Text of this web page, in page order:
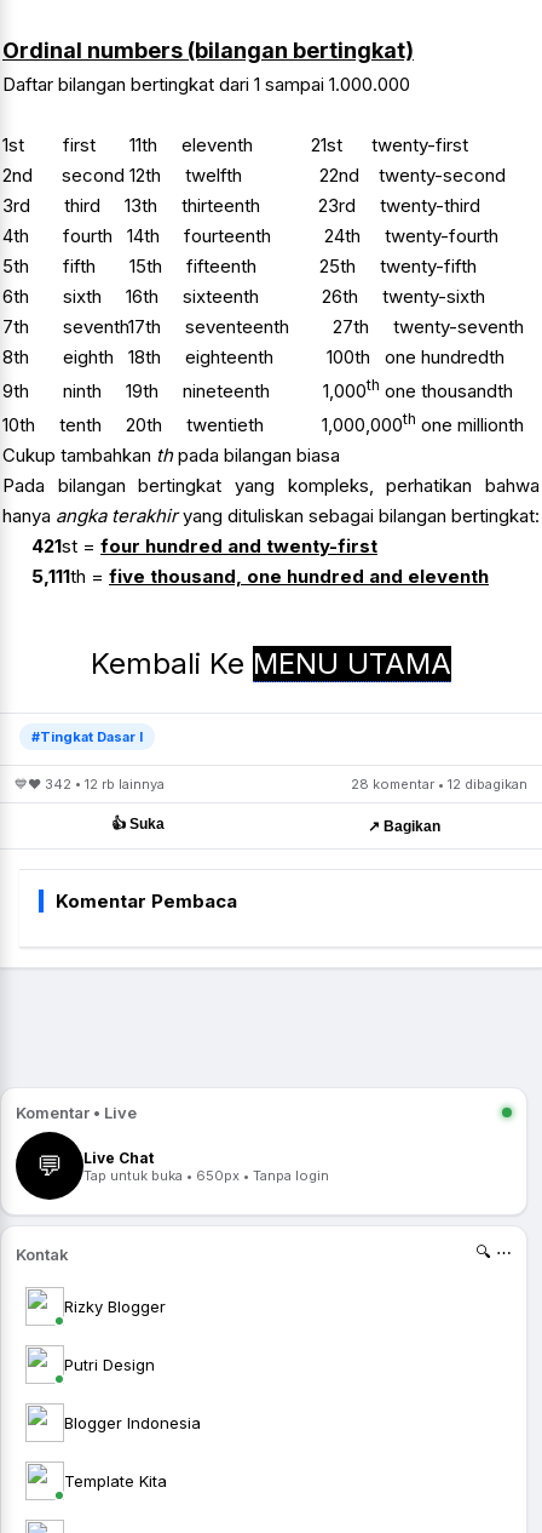
Ordinal numbers (bilangan bertingkat)
Daftar bilangan bertingkat dari 1 sampai 1.000.000
1st first 11th eleventh 21st twenty-first
2nd second 12th twelfth 22nd twenty-second
3rd third 13th thirteenth 23rd twenty-third
4th fourth 14th fourteenth 24th twenty-fourth
5th fifth 15th fifteenth 25th twenty-fifth
6th sixth 16th sixteenth 26th twenty-sixth
7th seventh17th seventeenth 27th twenty-seventh
8th eighth 18th eighteenth 100th one hundredth
9th ninth 19th nineteenth 1,000th one thousandth
10th tenth 20th twentieth 1,000,000th one millionth
Cukup tambahkan thpada bilangan biasa
Pada bilangan bertingkat yang kompleks, perhatikan bahwa
hanya angka terakhiryang dituliskan sebagai bilangan bertingkat:
421st = four hundred and twenty-first
5,111th = five thousand, one hundred and eleventh
Kembali Ke MENU UTAMA
#Tingkat Dasar I
💙❤️ 342 • 12 rb lainnya 28 komentar • 12 dibagikan
👍 Suka ↗️ Bagikan
Komentar Pembaca
Komentar • Live
💬 Live Chat
Tap untuk buka • 650px • Tanpa login
Kontak 🔍 ⋯
Rizky Blogger
Putri Design
Blogger Indonesia
Template Kita